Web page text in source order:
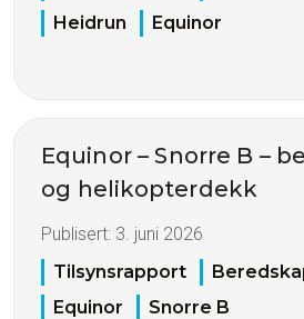
Heidrun
Equinor
Equinor – Snorre B –
og helikopterdekk
Publisert: 3. juni 2026
Tilsynsrapport
Equinor
Snorre B